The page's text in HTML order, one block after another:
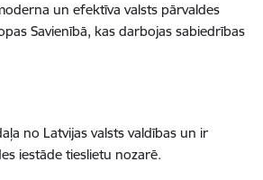
un efektīva valsts pārvaldes
Savienībā, kas darbojas sabiedrības
no Latvijas valsts valdības un ir
iestāde tieslietu nozarē.